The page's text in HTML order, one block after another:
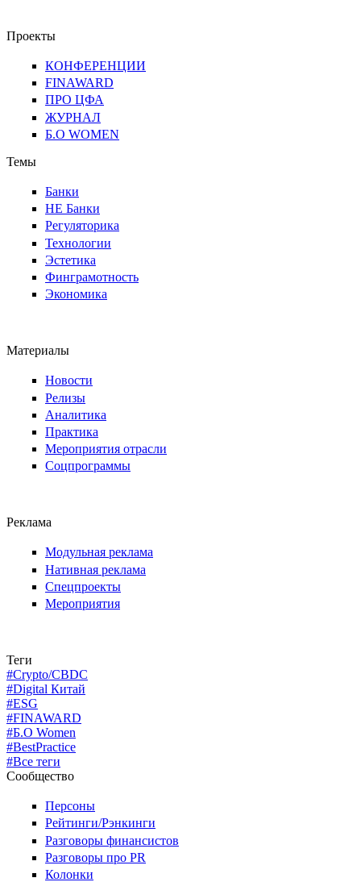
Проекты
КОНФЕРЕНЦИИ
FINAWARD
ПРО ЦФА
ЖУРНАЛ
Б.О WOMEN
Темы
Банки
НЕ Банки
Регуляторика
Технологии
Эстетика
Финграмотность
Экономика
Материалы
Новости
Релизы
Аналитика
Практика
Мероприятия отрасли
Соцпрограммы
Реклама
Модульная реклама
Нативная реклама
Спецпроекты
Мероприятия
Теги
#Crypto/CBDC
#Digital Китай
#ESG
#FINAWARD
#Б.О Women
#BestPractice
#Все теги
Сообщество
Персоны
Рейтинги/Рэнкинги
Разговоры финансистов
Разговоры про PR
Колонки